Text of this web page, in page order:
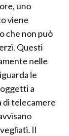
uno
viene
che non può
Questi
nelle
le
a
telecamere
Il